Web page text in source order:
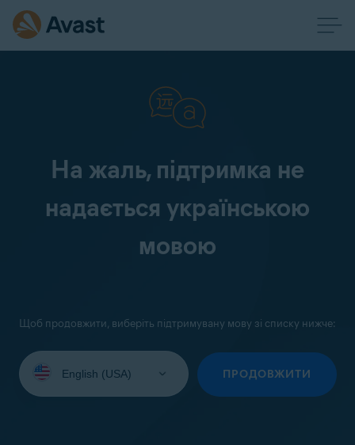
На жаль, підтримка не
надається українською
мовою
Щоб продовжити, виберіть підтримувану мову зі списку нижче:
your
ПРОДОВЖИТИ